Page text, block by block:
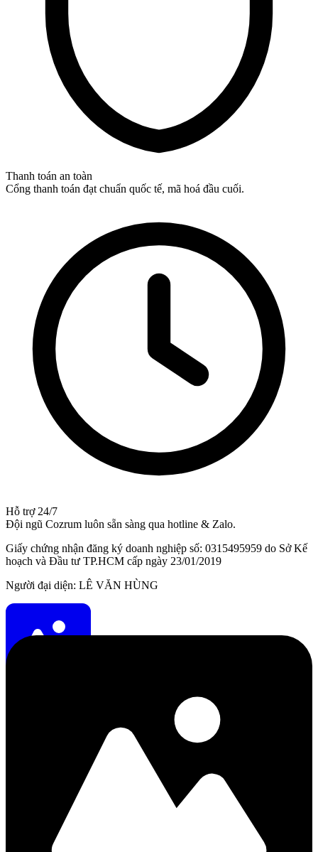
Thanh toán an toàn
Cổng thanh toán đạt chuẩn quốc tế, mã hoá đầu cuối.
Hỗ trợ 24/7
Đội ngũ Cozrum luôn sẵn sàng qua hotline & Zalo.
Giấy chứng nhận đăng ký doanh nghiệp số: 0315495959 do Sở Kế
hoạch và Đầu tư TP.HCM cấp ngày 23/01/2019
Người đại diện: LÊ VĂN HÙNG